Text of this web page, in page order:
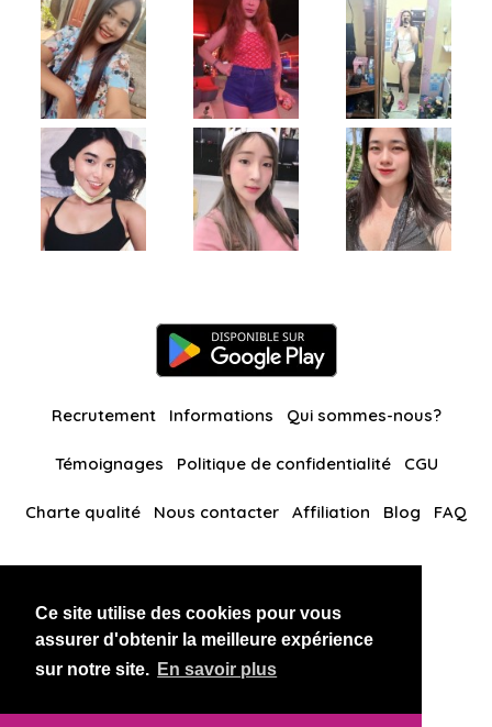
Ce site utilise des cookies pour vous
assurer d'obtenir la meilleure expérience
sur notre site. En savoir plus
Recrutement Informations Qui sommes-nous?
Témoignages Politique de confidentialité CGU
Charte qualité Nous contacter Affiliation Blog FAQ
BlackAndBeauties RussianKisses